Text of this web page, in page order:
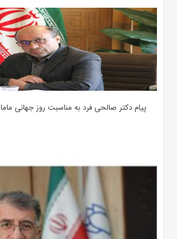
پیام دکتر صالحی فرد به مناسبت روز جهانی ماما